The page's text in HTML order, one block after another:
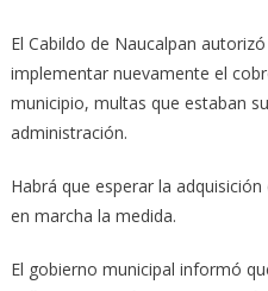
El Cabildo de Naucalpan
implementar nuevamente el
municipio, multas que estaban
administración.
Habrá que esperar la
en marcha la medida.
El gobierno municipal informó